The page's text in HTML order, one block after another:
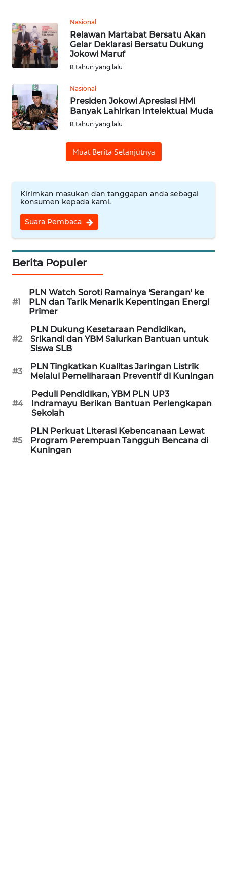
Nasional
Relawan Martabat Bersatu Akan
Gelar Deklarasi Bersatu Dukung
Jokowi Maruf
8 tahun yang lalu
Nasional
Presiden Jokowi Apresiasi HMI
Banyak Lahirkan Intelektual Muda
8 tahun yang lalu
Muat Berita Selanjutnya
Kirimkan masukan dan tanggapan anda sebagai
konsumen kepada kami.
Suara Pembaca
Berita Populer
#1
PLN Watch Soroti Ramainya 'Serangan' ke
PLN dan Tarik Menarik Kepentingan Energi
Primer
#2
PLN Dukung Kesetaraan Pendidikan,
Srikandi dan YBM Salurkan Bantuan untuk
Siswa SLB
#3
PLN Tingkatkan Kualitas Jaringan Listrik
Melalui Pemeliharaan Preventif di Kuningan
#4
Peduli Pendidikan, YBM PLN UP3
Indramayu Berikan Bantuan Perlengkapan
Sekolah
#5
PLN Perkuat Literasi Kebencanaan Lewat
Program Perempuan Tangguh Bencana di
Kuningan
DISCLAIMER
Wahana
Regional
WN
SUMUT
WN
JABAR
WN
BANTEN
WN
NTT
WN
KEPRI
WN
PAPUA
WN
PAPUA
BARAT
WN
RIAU